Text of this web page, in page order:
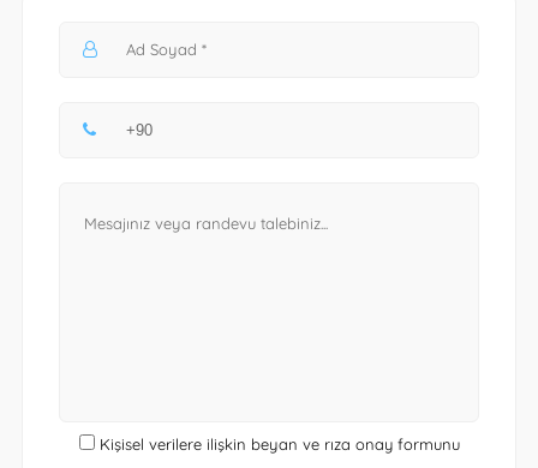
Kişisel verilere ilişkin beyan ve rıza onay formunu